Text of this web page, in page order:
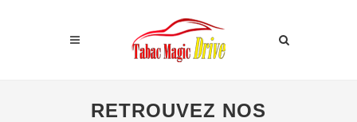
RETROUVEZ NOS